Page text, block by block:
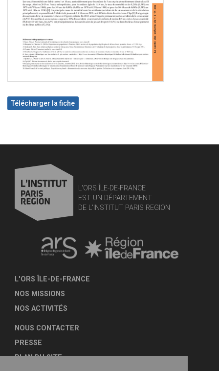
Télécharger la fiche
L'ORS ÎLE-DE-FRANCE
EST UN DÉPARTEMENT
DE L'INSTITUT PARIS REGION
L'ORS ÎLE-DE-FRANCE
NOS MISSIONS
NOS ACTIVITÉS
NOUS CONTACTER
PRESSE
PLAN DU SITE